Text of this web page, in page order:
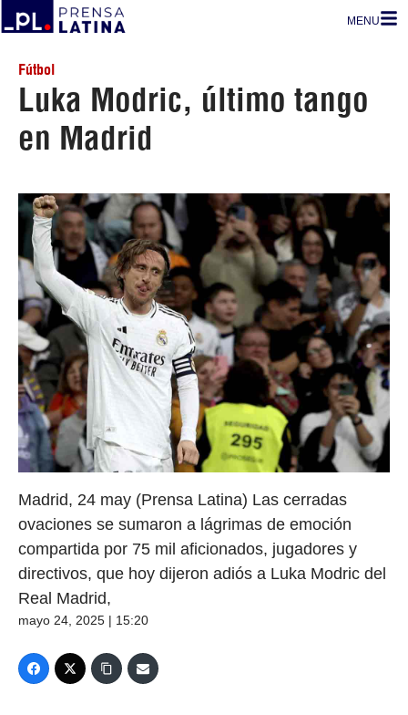
MENU
Fútbol
Luka Modric, último tango
en Madrid
Madrid, 24 may (Prensa Latina) Las cerradas
ovaciones se sumaron a lágrimas de emoción
compartida por 75 mil aficionados, jugadores y
directivos, que hoy dijeron adiós a Luka Modric del
Real Madrid,
mayo 24, 2025 | 15:20